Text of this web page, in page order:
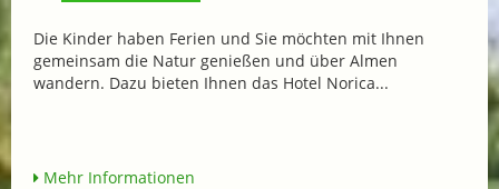
Die Kinder haben Ferien und Sie möchten mit Ihnen
gemeinsam die Natur genießen und über Almen
wandern. Dazu bieten Ihnen das Hotel Norica...
Mehr Informationen